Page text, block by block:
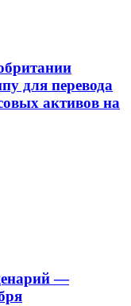
для перевода
активов на
—